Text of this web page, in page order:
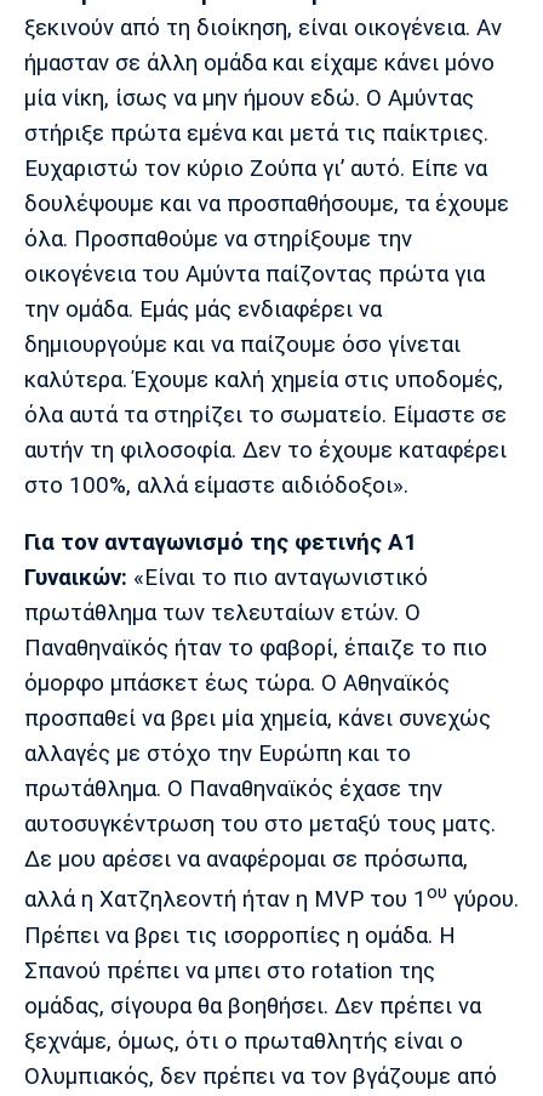
ξεκινούν από τη διοίκηση, είναι οικογένεια. Αν
ήμασταν σε άλλη ομάδα και είχαμε κάνει μόνο
μία νίκη, ίσως να μην ήμουν εδώ. Ο Αμύντας
στήριξε πρώτα εμένα και μετά τις παίκτριες.
Ευχαριστώ τον κύριο Ζούπα γι’ αυτό. Είπε να
δουλέψουμε και να προσπαθήσουμε, τα έχουμε
όλα. Προσπαθούμε να στηρίξουμε την
οικογένεια του Αμύντα παίζοντας πρώτα για
την ομάδα. Εμάς μάς ενδιαφέρει να
δημιουργούμε και να παίζουμε όσο γίνεται
καλύτερα. Έχουμε καλή χημεία στις υποδομές,
όλα αυτά τα στηρίζει το σωματείο. Είμαστε σε
αυτήν τη φιλοσοφία. Δεν το έχουμε καταφέρει
στο 100%, αλλά είμαστε αιδιόδοξοι».
Για τον ανταγωνισμό της φετινής Α1
Γυναικών: «Είναι το πιο ανταγωνιστικό
πρωτάθλημα των τελευταίων ετών. Ο
Παναθηναϊκός ήταν το φαβορί, έπαιζε το πιο
όμορφο μπάσκετ έως τώρα. Ο Αθηναϊκός
προσπαθεί να βρει μία χημεία, κάνει συνεχώς
αλλαγές με στόχο την Ευρώπη και το
πρωτάθλημα. Ο Παναθηναϊκός έχασε την
αυτοσυγκέντρωση του στο μεταξύ τους ματς.
Δε μου αρέσει να αναφέρομαι σε πρόσωπα,
αλλά η Χατζηλεοντή ήταν η MVP του 1 ου γύρου.
Πρέπει να βρει τις ισορροπίες η ομάδα. Η
Σπανού πρέπει να μπει στο rotation της
ομάδας, σίγουρα θα βοηθήσει. Δεν πρέπει να
ξεχνάμε, όμως, ότι ο πρωταθλητής είναι ο
Ολυμπιακός, δεν πρέπει να τον βγάζουμε από